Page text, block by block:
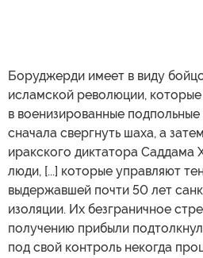
Боруджерди имеет в виду
исламской революции,
в военизированные
сначала свергнуть шаха, а
иракского диктатора Саддама
люди, [...] которые управляют
выдержавшей почти 50 лет
изоляции. Их безграничное
получению прибыли
под свой контроль некогда